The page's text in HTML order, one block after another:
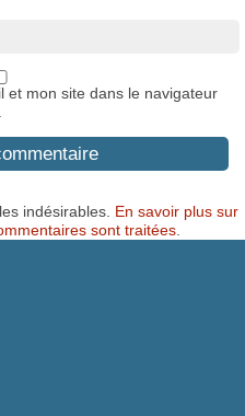
et mon site dans le navigateur
indésirables. En savoir plus sur
sont traitées